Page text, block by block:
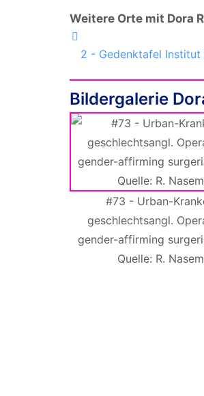
Weitere Orte mit Dora
2 - Gedenktafel Institut
Bildergalerie
#73 - Urban-
geschlechtsangl.
gender-affirming
Quelle: R.